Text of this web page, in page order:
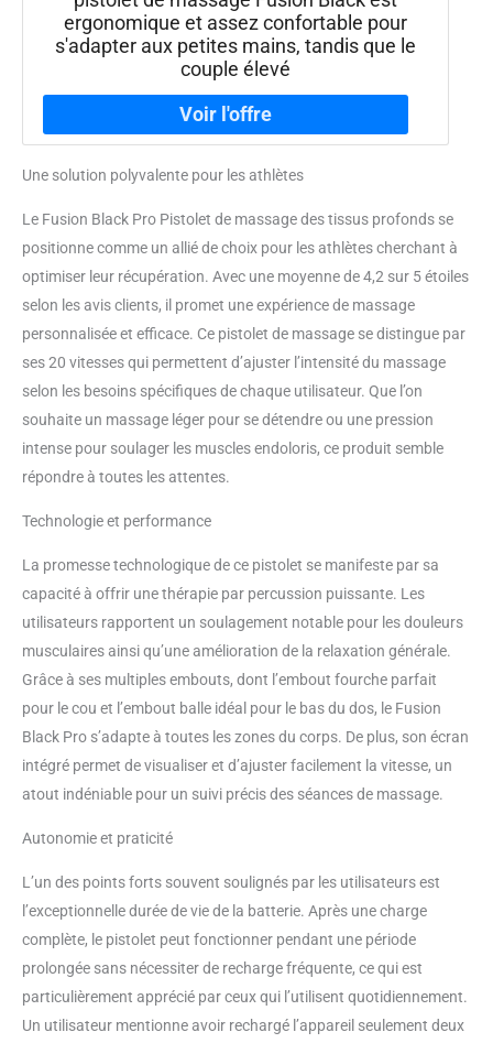
ergonomique et assez confortable pour
s'adapter aux petites mains, tandis que le
couple élevé
Une solution polyvalente pour les athlètes
Le Fusion Black Pro Pistolet de massage des tissus profonds se
positionne comme un allié de choix pour les athlètes cherchant à
optimiser leur récupération. Avec une moyenne de 4,2 sur 5 étoiles
selon les avis clients, il promet une expérience de massage
personnalisée et efficace. Ce pistolet de massage se distingue par
ses 20 vitesses qui permettent d’ajuster l’intensité du massage
selon les besoins spécifiques de chaque utilisateur. Que l’on
souhaite un massage léger pour se détendre ou une pression
intense pour soulager les muscles endoloris, ce produit semble
répondre à toutes les attentes.
Technologie et performance
La promesse technologique de ce pistolet se manifeste par sa
capacité à offrir une thérapie par percussion puissante. Les
utilisateurs rapportent un soulagement notable pour les douleurs
musculaires ainsi qu’une amélioration de la relaxation générale.
Grâce à ses multiples embouts, dont l’embout fourche parfait
pour le cou et l’embout balle idéal pour le bas du dos, le Fusion
Black Pro s’adapte à toutes les zones du corps. De plus, son écran
intégré permet de visualiser et d’ajuster facilement la vitesse, un
atout indéniable pour un suivi précis des séances de massage.
Autonomie et praticité
L’un des points forts souvent soulignés par les utilisateurs est
l’exceptionnelle durée de vie de la batterie. Après une charge
complète, le pistolet peut fonctionner pendant une période
prolongée sans nécessiter de recharge fréquente, ce qui est
particulièrement apprécié par ceux qui l’utilisent quotidiennement.
Un utilisateur mentionne avoir rechargé l’appareil seulement deux